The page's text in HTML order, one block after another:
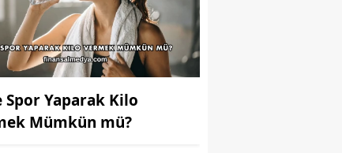
Spor Yaparak Kilo
Mümkün mü?